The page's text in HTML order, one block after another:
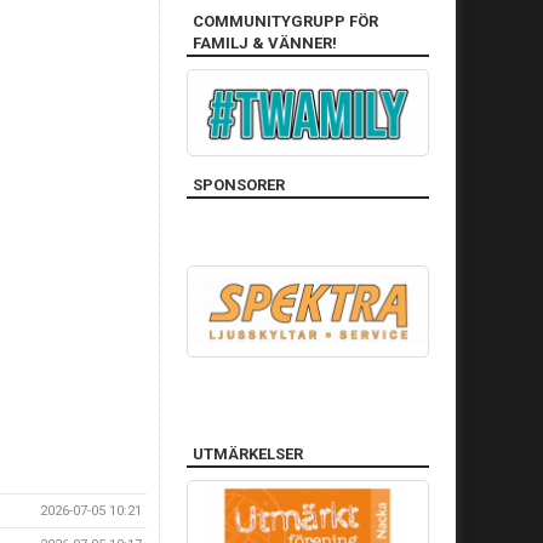
2026-07-05 10:21
COMMUNITYGRUPP FÖR
FAMILJ & VÄNNER!
SPONSORER
UTMÄRKELSER